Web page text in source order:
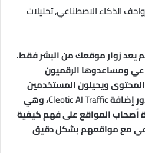
الذكاء الاصطناعي, تحليلات
يعد زوار موقعك من البشر فقط.
ومساعدوها الرقميون
ويحيلون المستخدمين
إضافةCleotic AI Traffic، وهي
المواقع على فهم كيفية
مع مواقعهم بشكل دقيق